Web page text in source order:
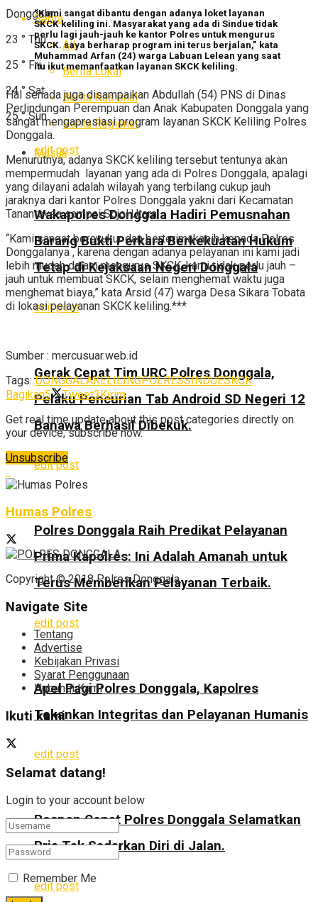
Donggala
23 ° Thu
25 ° Fri
24 ° Sat
25 ° Sun
Masuk
Berita
All
Berita Lokal
Berita Nasional
Berita Regional
edit post
Wakapolres Donggala Hadiri Pemusnahan
Barang Bukti Perkara Berkekuatan Hukum
Tetap di Kejaksaan Negeri Donggala
edit post
Gerak Cepat Tim URC Polres Donggala,
Pelaku Pencurian Tab Android SD Negeri 12
Banawa Berhasil Dibekuk.
edit post
Polres Donggala Raih Predikat Pelayanan
Prima Kapolres: Ini Adalah Amanah untuk
Terus Memberikan Pelayanan Terbaik.
edit post
Apel Pagi Polres Donggala, Kapolres
Tekankan Integritas dan Pelayanan Humanis
edit post
Respon Cepat Polres Donggala Selamatkan
Pria Tak Sadarkan Diri di Jalan.
edit post
“Kami sangat dibantu dengan adanya loket layanan
SKCK keliling ini. Masyarakat yang ada di Sindue tidak
perlu lagi jauh-jauh ke kantor Polres untuk mengurus
SKCK. saya berharap program ini terus berjalan,” kata
Muhammad Arfan (24) warga Labuan Lelean yang saat
itu ikut memanfaatkan layanan SKCK keliling.
Hal senada juga disampaikan Abdullah (54) PNS di Dinas
Perlindungan Perempuan dan Anak Kabupaten Donggala yang
sangat mengapresiasi program layanan SKCK Keliling Polres
Donggala.
Menurutnya, adanya SKCK keliling tersebut tentunya akan
mempermudah layanan yang ada di Polres Donggala, apalagi
yang dilayani adalah wilayah yang terbilang cukup jauh
jaraknya dari kantor Polres Donggala yakni dari Kecamatan
Tanantovea sampai Sojol Utara.
“Kami sangat bersyukur dan berterimakasih kepada Polres
Donggalanya , karena dengan adanya pelayanan ini kami jadi
lebih mudah dalam mengurus SKCK, kami tidak perlu jauh –
jauh untuk membuat SKCK, selain menghemat waktu juga
menghemat biaya,” kata Arsid (47) warga Desa Sikara Tobata
di lokasi pelayanan SKCK keliling.***
Sumber : mercusuar.web.id
Tags: DONGGALAKELILINGPOLRESSINDUESKCK
Bagikan5 Tweet3Kirim
Get real time update about this post categories directly on
your device, subscribe now.
Unsubscribe
Humas Polres
Copyright © 2018 Polres Donggala.
Navigate Site
Tentang
Advertise
Kebijakan Privasi
Syarat Penggunaan
Hubungi Kami
Ikuti kami
Selamat datang!
Login to your account below
Remember Me